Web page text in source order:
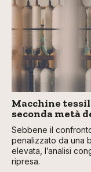
Macchine
seconda metà
Sebbene il
penalizzato da una
elevata, l’analisi
ripresa.